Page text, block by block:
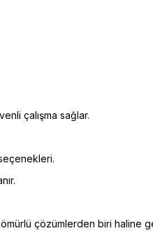
çalışma sağlar.
çözümlerden biri haline